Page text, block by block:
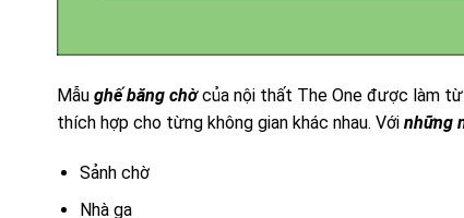
Mẫu ghế băng chờcủa nội thất The One được làm từ
thích hợp cho từng không gian khác nhau. Với những
Sảnh chờ
Nhà ga